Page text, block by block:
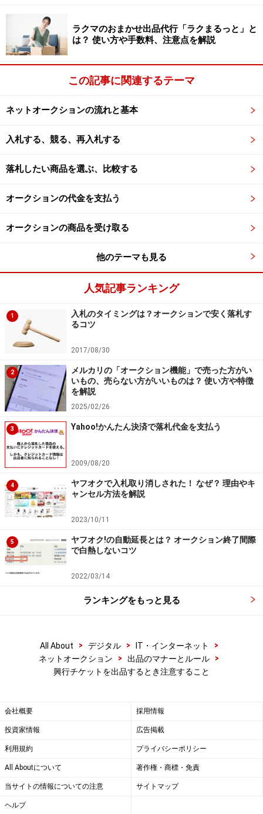
申請・届出が必要です）。
その他、法律や条令ではありませんが、ファンクラブ会
で、転売を禁止していることがあります。よく確認をし
てから出品をしましょう。
興業チケットでは出品時、座席番号や現物
写真が必要になります
興行チケットの出品に必要なものは？
音楽コンサートやライブ、演劇、トークショー、お笑
い、演芸、スポーツ観戦などのチケットは興行チケット
になります。興行チケットの出品はオークションサイト
の独自ルールがあります。
■ヤフオク
チケットの公演タイトル、開催日時が判別できるよう、
原則としてチケットの現物写真
トル、開催日時および座席番号を商品説明に明示するこ
と。
■ビッダーズ
チケット出品の際には、公演名・開催日時などを記載し
てください。また、
情報もあわせて記載してください。
■楽天オークション
興行チケット（音楽、演劇、スポーツ観戦など）を出品
する際は、商品説明文に必ず下記の情報を入力するか、
商品画像にて
下記の情報が確認できる状態にてご出品下
さい。
・公演タイトル
・開催日時
・開催場所
これらはもともと「詐欺が多い」という観点から会場独
などをが詐欺ではないという証明の一つになります。よ
って、これらの情報が足りない場合は削除対象となるこ
※記事内容は執筆時点のものです。最新の内容をご確認くださ
い。
※OSやアプリ、ソフトのバージョンによっては画面表示、操作方
法が異なる可能性があります。
1/2 次のページへ
ラクマのおまかせ出品代行「ラクまるっと」と
は？ 使い方や手数料、注意点を解説
この記事に関連するテーマ
ネットオークションの流れと基本
入札する、競る、再入札する
落札したい商品を選ぶ、比較する
オークションの代金を支払う
オークションの商品を受け取る
他のテーマも見る
人気記事ランキング
1
入札のタイミングは？オークションで安く落札す
るコツ
2017/08/30
2
メルカリの「オークション機能」で売った方がい
いもの、売らない方がいいものは？ 使い方や特徴
を解説
2025/02/26
3 Yahoo!かんたん決済で落札代金を支払う
2009/08/20
4
ヤフオクで入札取り消しされた！ なぜ？ 理由やキ
ャンセル方法を解説
2023/10/11
5
ヤフオク!の自動延長とは？ オークション終了間際
で白熱しないコツ
2022/03/14
ランキングをもっと見る
All About > デジタル > IT・インターネット
>
ネットオークション
> 出品のマナーとルール
>
興行チケットを出品するとき注意すること
会社概要 採用情報
投資家情報 広告掲載
利用規約 プライバシーポリシー
All Aboutについて 著作権・商標・免責
当サイトの情報についての注意 サイトマップ
ヘルプ